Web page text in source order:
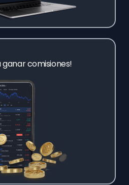
ganar comisiones!